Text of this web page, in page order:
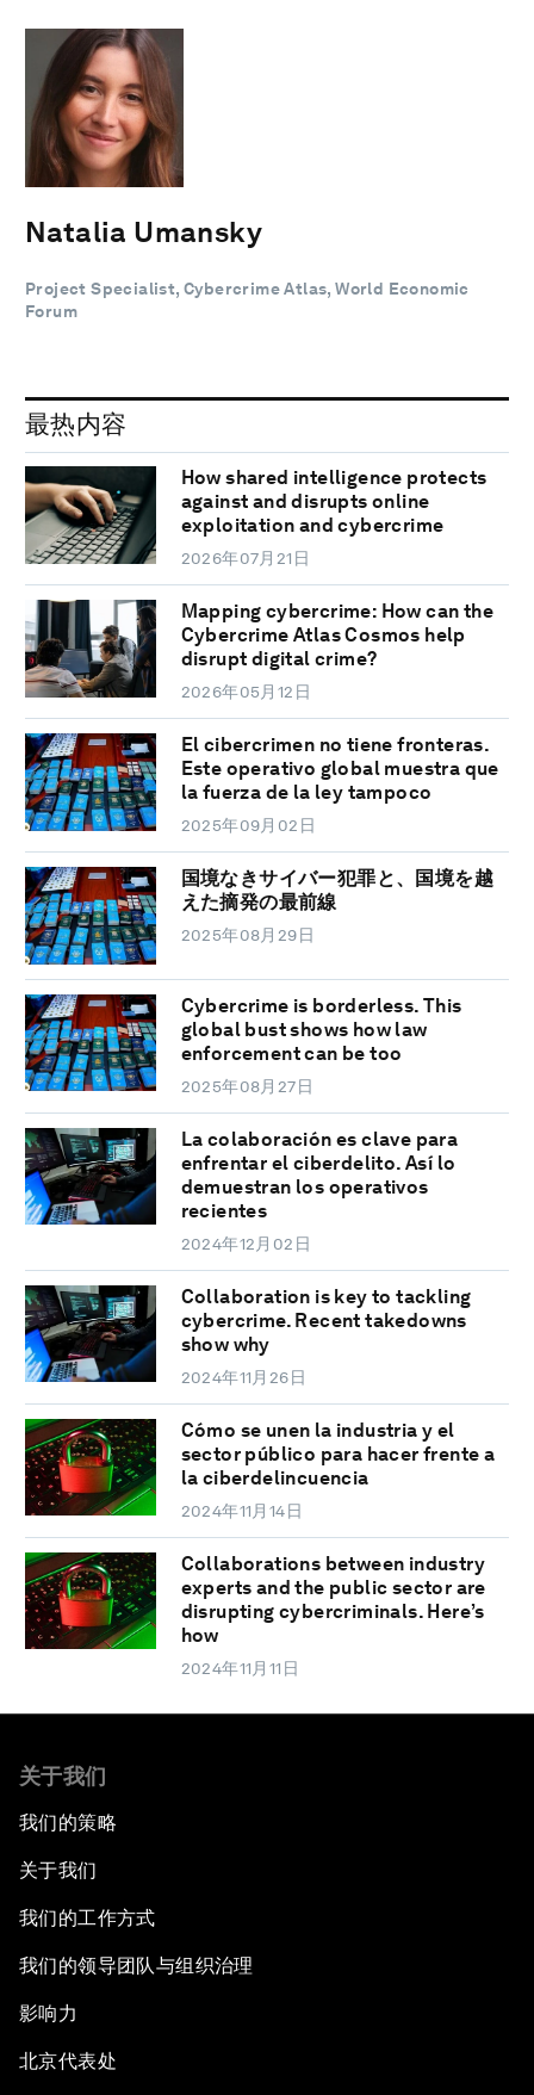
Natalia Umansky
Project Specialist, Cybercrime Atlas, World Economic
Forum
最热内容
How shared intelligence protects
against and disrupts online
exploitation and cybercrime
2026年07月21日
Mapping cybercrime: How can the
Cybercrime Atlas Cosmos help
disrupt digital crime?
2026年05月12日
El cibercrimen no tiene fronteras.
Este operativo global muestra que
la fuerza de la ley tampoco
2025年09月02日
国境なきサイバー犯罪と、国境を越
えた摘発の最前線
2025年08月29日
Cybercrime is borderless. This
global bust shows how law
enforcement can be too
2025年08月27日
La colaboración es clave para
enfrentar el ciberdelito. Así lo
demuestran los operativos
recientes
2024年12月02日
Collaboration is key to tackling
cybercrime. Recent takedowns
show why
2024年11月26日
Cómo se unen la industria y el
sector público para hacer frente a
la ciberdelincuencia
2024年11月14日
Collaborations between industry
experts and the public sector are
disrupting cybercriminals. Here’s
how
2024年11月11日
关于我们
我们的策略
关于我们
我们的工作方式
我们的领导团队与组织治理
影响力
北京代表处